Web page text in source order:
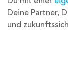
Deine Partner,
und